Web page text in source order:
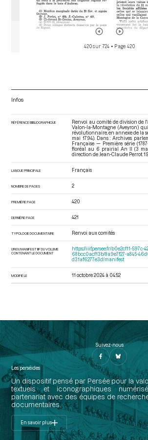
420 sur 724 • Page 420
Infos
RÉFÉRENCE BIBLIOGRAPHIQUE
Renvoi au comité de division de
Valon-la-Montagne (Aveyron)
révolutionnaire, en annexe de la
mai 1794). Dans : Archives
Française — Première série
floréal au 6 prairial An II (3
direction de Jean-Claude Perrot.
LANGUE PRINCIPALE Français
NOMBRE DE PAGES 2
PREMIÈRE PAGE 420
DERNIÈRE PAGE 421
TYPOLOGIE DOCUMENTAIRE Renvoi aux comités
URI DU MANIFEST IIIF DU VOLUME
CONTENANT LE DOCUMENT
https://iiif.persee.fr/b0e2cf11-597c-
68bcc0acf13b/8a9e7f27-a845-
d31af6277e3d/manifest
MODIFIÉ LE 11 octobre 2024 à 04:52
Suivez-nous
Les perséides
Un dispositif pensé par Persée pour la
textuels et iconographiques
partenariat avec des équipes de
documentaires.
En savoir plus